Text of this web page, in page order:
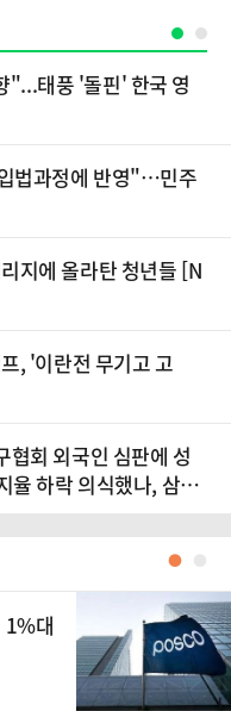
"...태풍 '돌핀' 한국 영
법과정에 반영"…민주
지에 올라탄 청년들 [N
, '이란전 무기고 고
협회 외국인 심판에 성
율 하락 의식했나, 삼전
●
1%대